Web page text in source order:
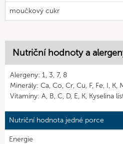
moučkový cukr
Nutriční hodnoty a
Alergeny: 1, 3, 7, 8
Minerály: Ca, Co, Cr, Cu, F, Fe, I, K,
Vitamíny: A, B, C, D, E, K, Kyselina
Nutriční hodnota jedné porce
Energie